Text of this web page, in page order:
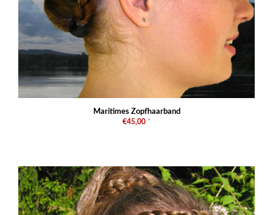
Maritimes Zopfhaarband
€45,00 *